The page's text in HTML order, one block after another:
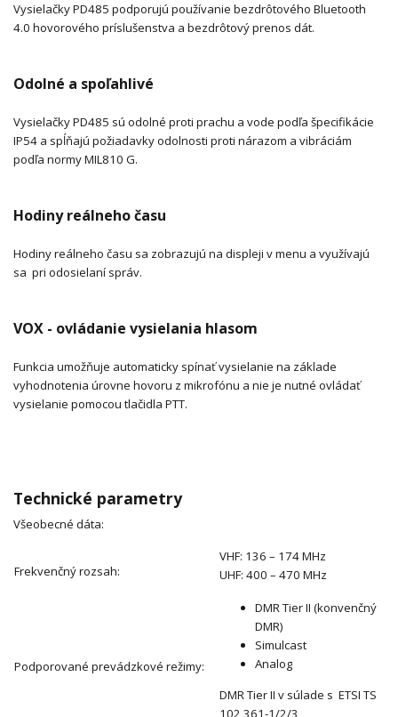
Vysielačky PD485 podporujú používanie bezdrôtového Bluetooth
4.0 hovorového príslušenstva a bezdrôtový prenos dát.
Odolné a spoľahlivé
Vysielačky PD485 sú odolné proti prachu a vode podľa špecifikácie
IP54 a spĺňajú požiadavky odolnosti proti nárazom a vibráciám
podľa normy MIL810 G.
Hodiny reálneho času
Hodiny reálneho času sa zobrazujú na displeji v menu a využívajú
sa pri odosielaní správ.
VOX - ovládanie vysielania hlasom
Funkcia umožňuje automaticky spínať vysielanie na základe
vyhodnotenia úrovne hovoru z mikrofónu a nie je nutné ovládať
vysielanie pomocou tlačidla PTT.
Technické parametry
Všeobecné dáta:
Frekvenčný rozsah:
VHF: 136 – 174 MHz
UHF: 400 – 470 MHz
Podporované prevádzkové režimy:
DMR Tier II (konvenčný
DMR)
Simulcast
Analog
DMR Tier II v súlade s ETSI TS
102 361-1/2/3